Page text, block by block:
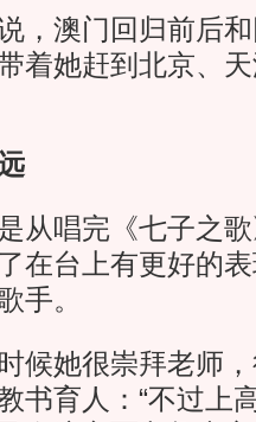
澳门回归前后和
着她赶到北京、
唱完《七子之歌
在台上有更好的
手。
她很崇拜老师，
书育人：“不过上